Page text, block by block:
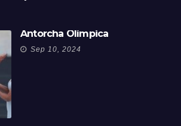
Antorcha Olímpica
Sep 10, 2024